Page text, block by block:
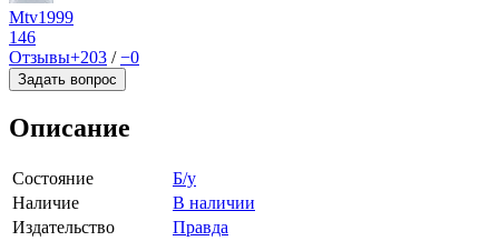
Mtv1999
146
Отзывы+203 /−0
Задать вопрос
Описание
Состояние
Б/у
Наличие
В наличии
Издательство
Правда